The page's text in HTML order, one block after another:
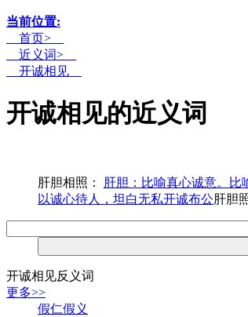
当前位置:
首页>
近义词>
开诚相见
开诚相见的近义词
肝胆相照： 肝胆：比喻真心诚意。比
以诚心待人，坦白无私开诚布公肝胆
开诚相见反义词
更多>>
假仁假义